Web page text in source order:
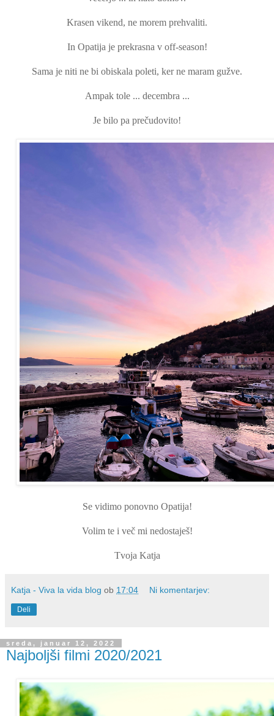
Krasen vikend, ne morem prehvaliti.
In Opatija je prekrasna v off-season!
Sama je niti ne bi obiskala poleti, ker ne maram gužve.
Ampak tole ... decembra ...
Je bilo pa prečudovito!
Se vidimo ponovno Opatija!
Volim te i več mi nedostaješ!
Tvoja Katja
Katja - Viva la vida blog ob 17:04 Ni komentarjev:
Deli
sreda, januar 12, 2022
Najboljši filmi 2020/2021